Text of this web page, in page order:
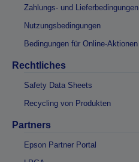
Zahlungs- und Lieferbedingungen
Nutzungsbedingungen
Bedingungen für Online-Aktionen
Rechtliches
Safety Data Sheets
Recycling von Produkten
Partners
Epson Partner Portal